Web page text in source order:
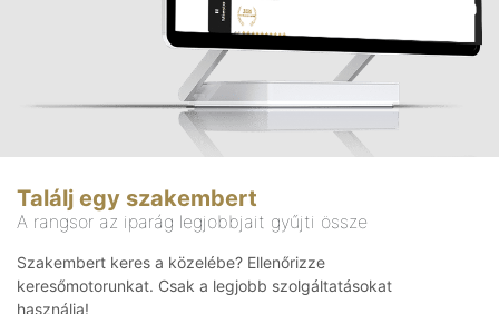
Találj egy szakembert
A rangsor az iparág legjobbjait gyűjti össze
Szakembert keres a közelébe? Ellenőrizze
keresőmotorunkat. Csak a legjobb szolgáltatásokat
használja!